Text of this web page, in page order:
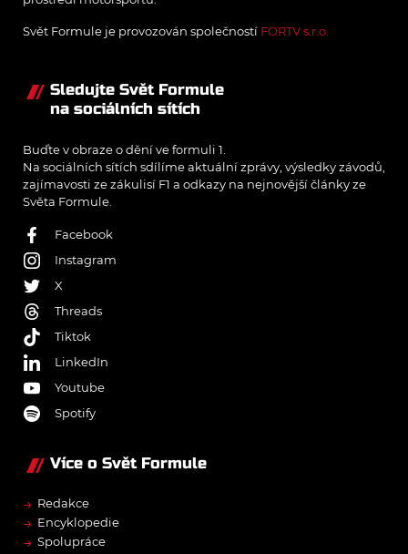
Svět Formule je provozován společností FORTV s.r.o.
Sledujte Svět Formule
na sociálních sítích
Buďte v obraze o dění ve formuli 1.
Na sociálních sítích sdílíme aktuální zprávy, výsledky závodů,
zajímavosti ze zákulisí F1 a odkazy na nejnovější články ze
Světa Formule.
Facebook
Instagram
X
Threads
Tiktok
LinkedIn
Youtube
Spotify
Více o Svět Formule
→ Redakce
→ Encyklopedie
→ Spolupráce